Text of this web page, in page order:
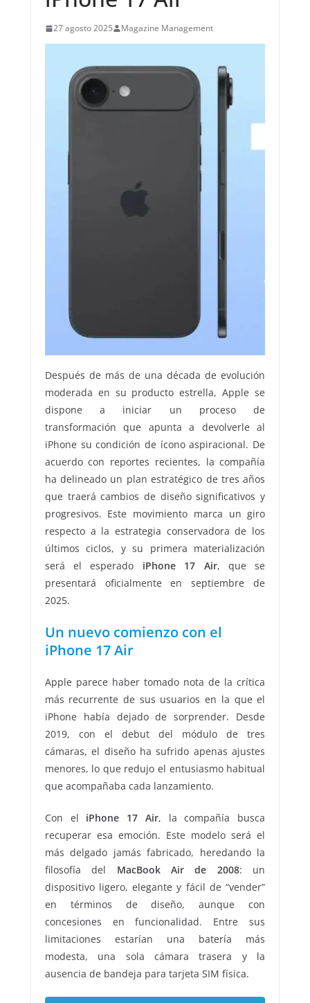
27 agosto 2025 Magazine Management
Después de más de una década de evolución
moderada en su producto estrella, Apple se
dispone a iniciar un proceso de
transformación que apunta a devolverle al
iPhone su condición de ícono aspiracional. De
acuerdo con reportes recientes, la compañía
ha delineado un plan estratégico de tres años
que traerá cambios de diseño significativos y
progresivos. Este movimiento marca un giro
respecto a la estrategia conservadora de los
últimos ciclos, y su primera materialización
será el esperado iPhone 17 Air, que se
presentará oficialmente en septiembre de
2025.
Un nuevo comienzo con el
iPhone 17 Air
Apple parece haber tomado nota de la crítica
más recurrente de sus usuarios en la que el
iPhone había dejado de sorprender. Desde
2019, con el debut del módulo de tres
cámaras, el diseño ha sufrido apenas ajustes
menores, lo que redujo el entusiasmo habitual
que acompañaba cada lanzamiento.
Con el iPhone 17 Air, la compañía busca
recuperar esa emoción. Este modelo será el
más delgado jamás fabricado, heredando la
filosofía del MacBook Air de 2008: un
dispositivo ligero, elegante y fácil de “vender”
en términos de diseño, aunque con
concesiones en funcionalidad. Entre sus
limitaciones estarían una batería más
modesta, una sola cámara trasera y la
ausencia de bandeja para tarjeta SIM física.